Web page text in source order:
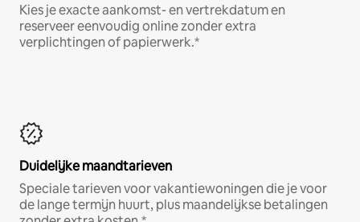
Kies je exacte aankomst- en vertrekdatum en
reserveer eenvoudig online zonder extra
verplichtingen of papierwerk.*
Duidelijke maandtarieven
Speciale tarieven voor vakantiewoningen die je voor
de lange termijn huurt, plus maandelijkse betalingen